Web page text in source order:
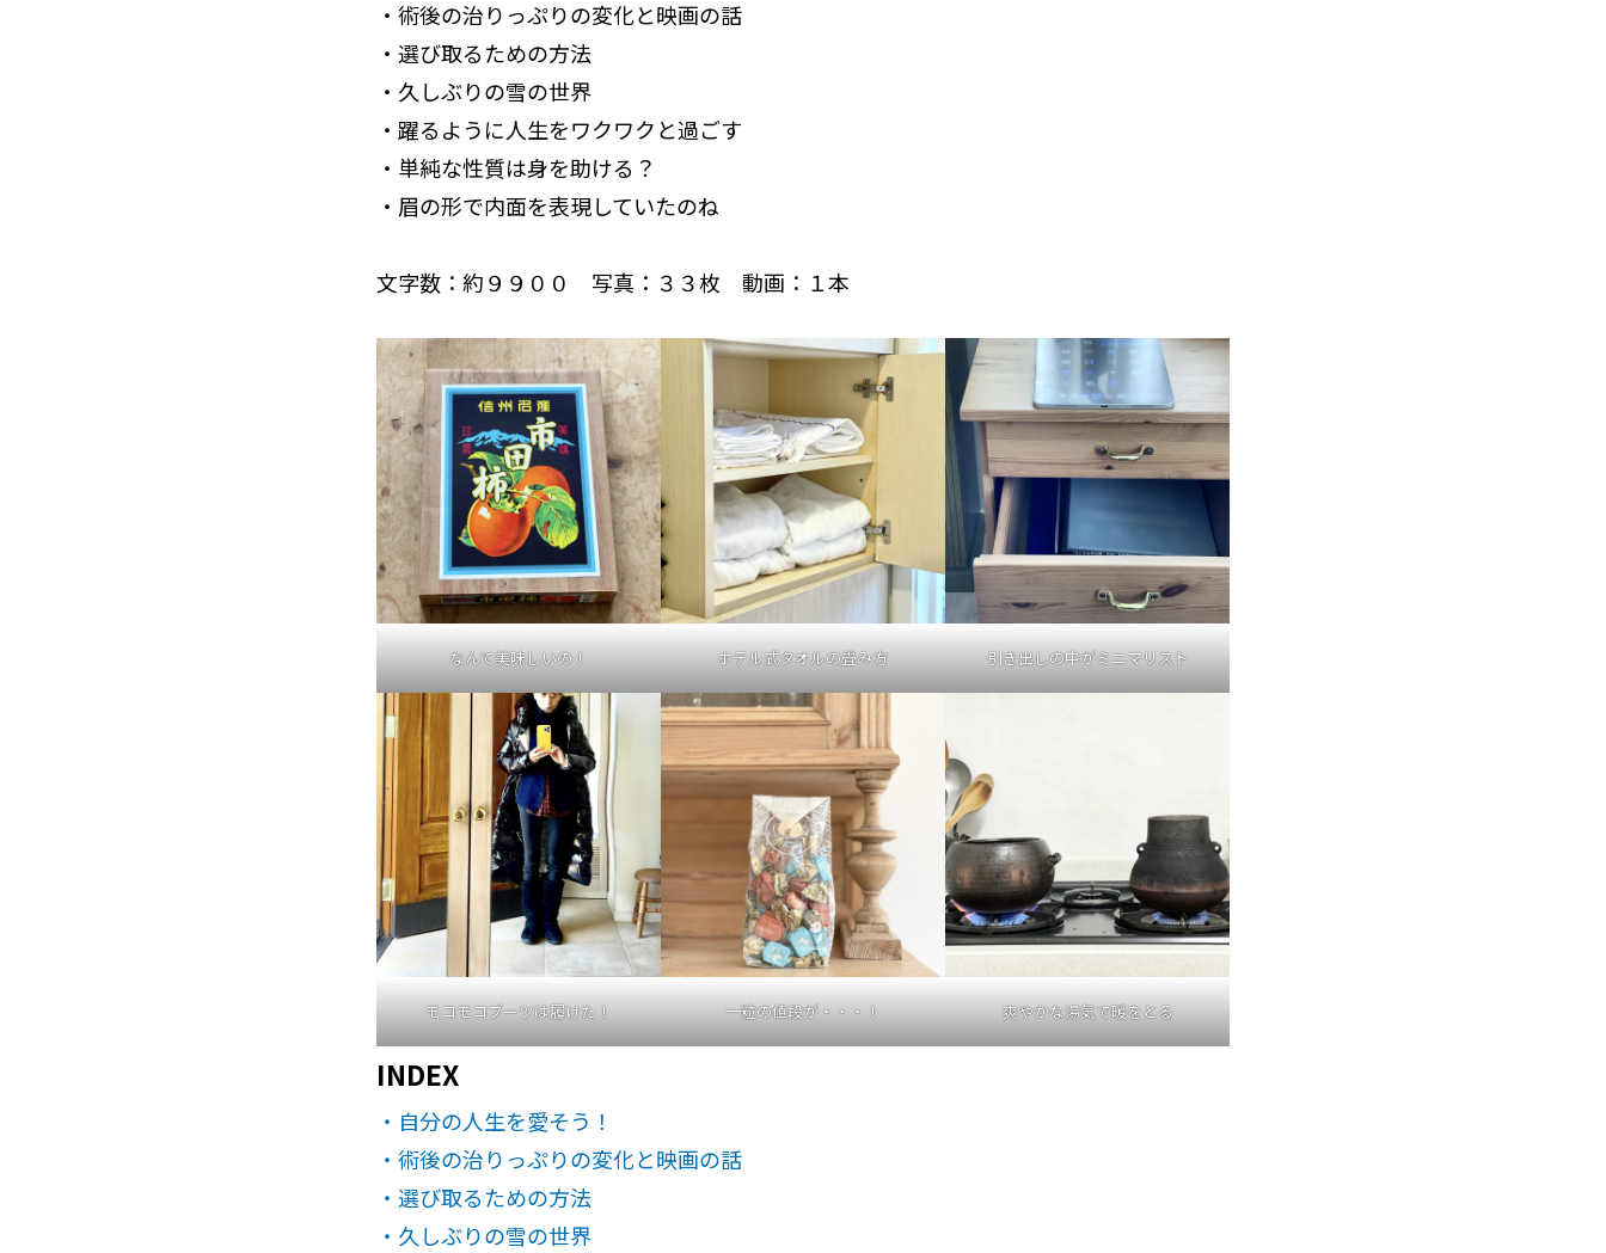
・術後の治りっぷりの変化と映画の話
・選び取るための方法
・久しぶりの雪の世界
・躍るように人生をワクワクと過ごす
・単純な性質は身を助ける？
・眉の形で内面を表現していたのね
文字数：約９９００ 写真：３３枚 動画：１本
なんて美味しいの！ ホテル式タオルの畳み方 引き出しの中がミニマリスト
モコモコブーツは履けた！ 一粒の値段が・・・！ 爽やかな湯気で暖をとる
INDEX
・自分の人生を愛そう！
・術後の治りっぷりの変化と映画の話
・選び取るための方法
・久しぶりの雪の世界